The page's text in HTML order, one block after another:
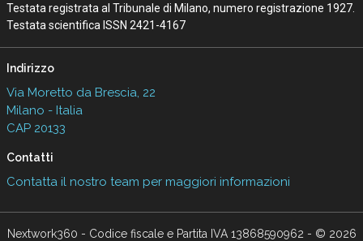
Testata registrata al Tribunale di Milano, numero registrazione 1927.
Testata scientifica ISSN 2421-4167
Indirizzo
Via Moretto da Brescia, 22
Milano - Italia
CAP 20133
Contatti
Contatta il nostro team per maggiori informazioni
Nextwork360 - Codice fiscale e Partita IVA 13868590962 - © 2026